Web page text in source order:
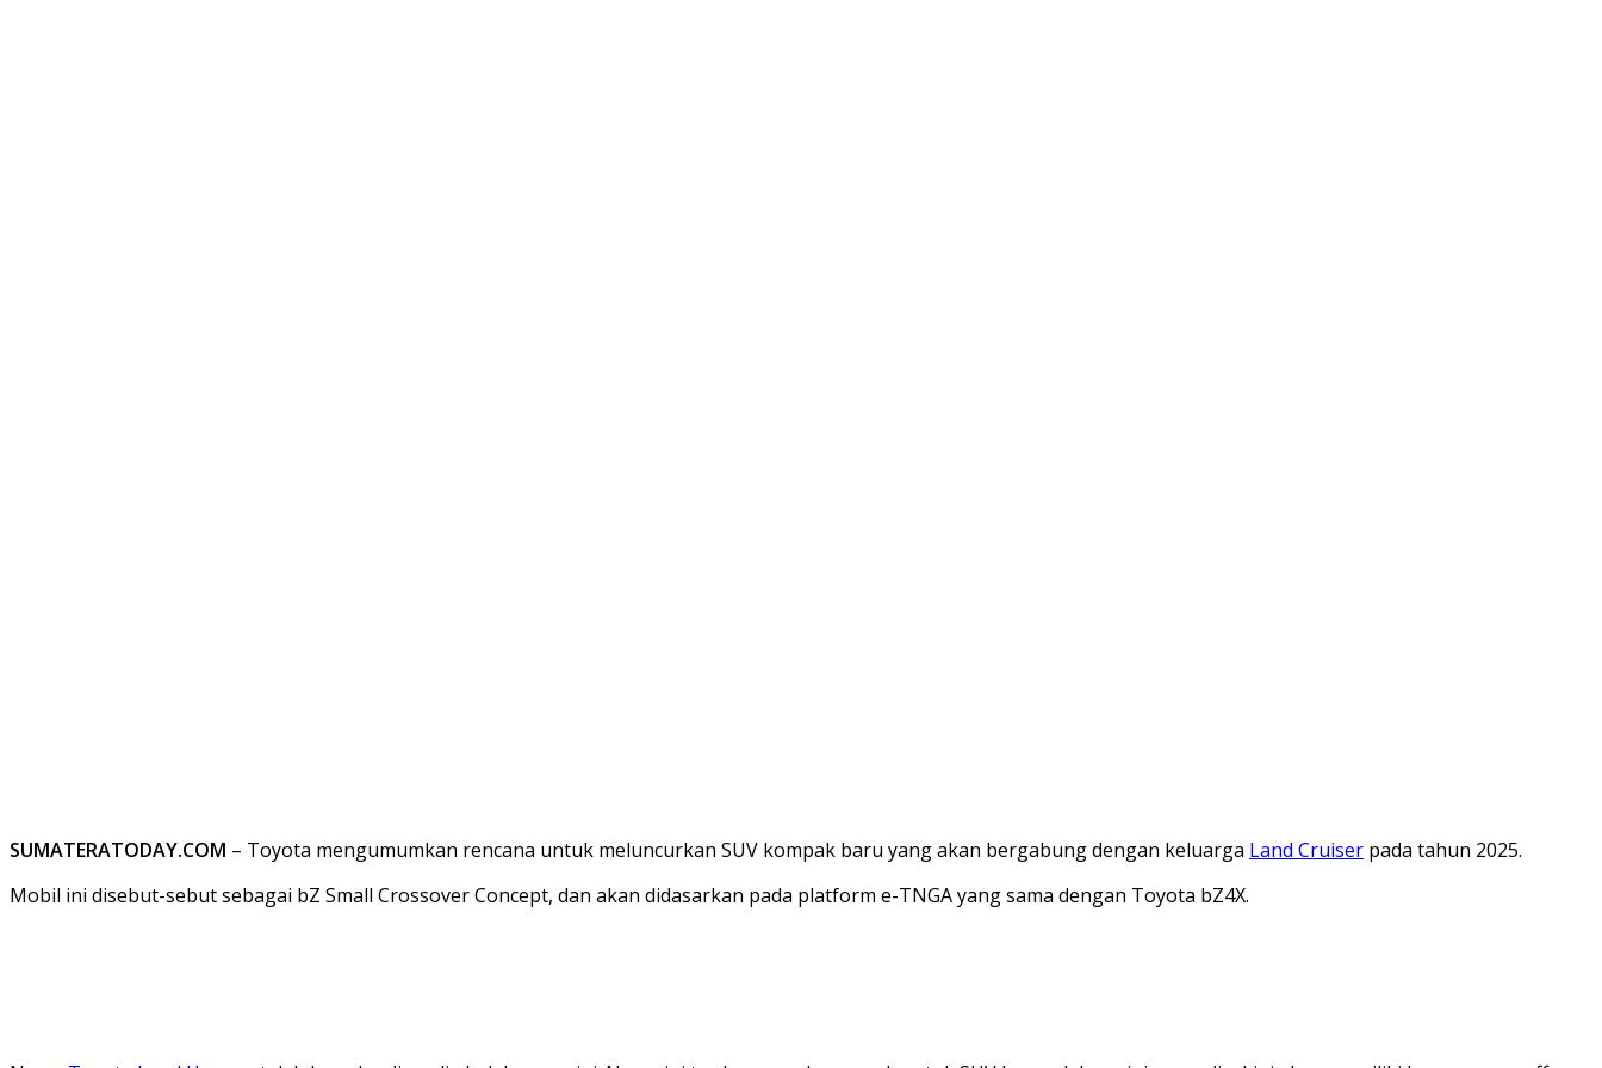
SUMATERATODAY.COM – Toyota mengumumkan rencana untuk meluncurkan SUV kompak baru yang akan bergabung dengan keluarga Land Cruiser pada tahun 2025.
Mobil ini disebut-sebut sebagai bZ Small Crossover Concept, dan akan didasarkan pada platform e-TNGA yang sama dengan Toyota bZ4X.